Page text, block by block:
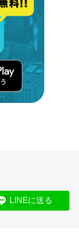
LINEに送る